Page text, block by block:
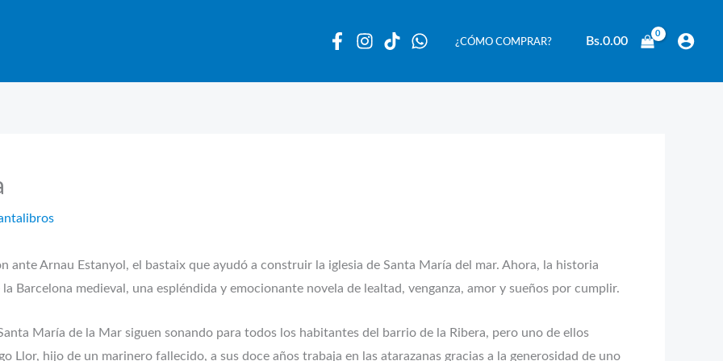
¿CÓMO COMPRAR? Bs.0.00
ante Arnau Estanyol, el bastaix que ayudó a construir la iglesia de Santa María del mar. Ahora, la historia
Barcelona medieval, una espléndida y emocionante novela de lealtad, venganza, amor y sueños por cumplir.
María de la Mar siguen sonando para todos los habitantes del barrio de la Ribera, pero uno de ellos
Llor, hijo de un marinero fallecido, a sus doce años trabaja en las atarazanas gracias a la generosidad de uno